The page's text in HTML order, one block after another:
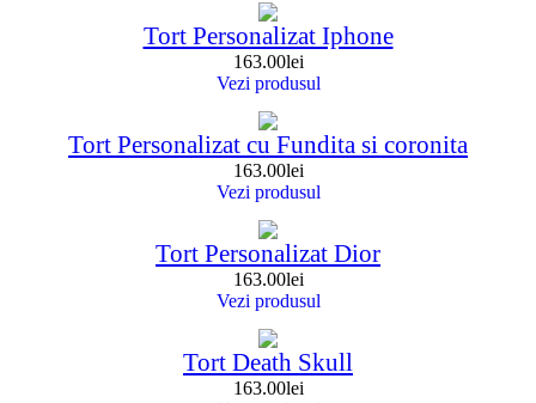
Tort Personalizat Iphone
163.00lei
Vezi produsul
Tort Personalizat cu Fundita si coronita
163.00lei
Vezi produsul
Tort Personalizat Dior
163.00lei
Vezi produsul
Tort Death Skull
163.00lei